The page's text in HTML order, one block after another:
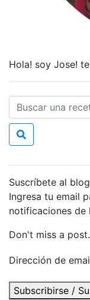
Hola! soy Jose!
Suscríbete al
Ingresa tu email
notificaciones de
Don't miss a
Dirección de
Subscribirse /